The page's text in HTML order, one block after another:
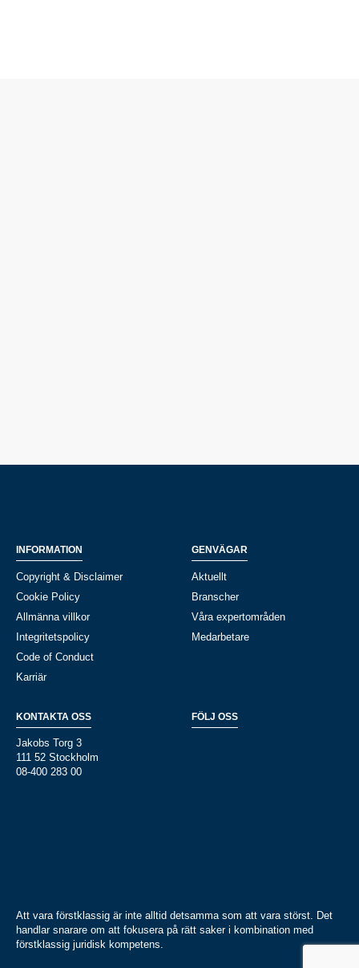
INFORMATION
Copyright & Disclaimer
Cookie Policy
Allmänna villkor
Integritetspolicy
Code of Conduct
Karriär
GENVÄGAR
Aktuellt
Branscher
Våra expertområden
Medarbetare
KONTAKTA OSS
Jakobs Torg 3
111 52 Stockholm
08-400 283 00
FÖLJ OSS
Att vara förstklassig är inte alltid detsamma som att vara störst. Det
handlar snarare om att fokusera på rätt saker i kombination med
förstklassig juridisk kompetens.